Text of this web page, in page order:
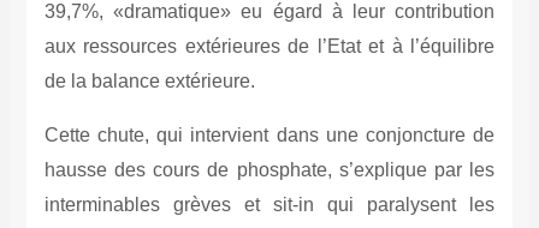
39,7%, «dramatique» eu égard à leur contribution
aux ressources extérieures de l’Etat et à l’équilibre
de la balance extérieure.
Cette chute, qui intervient dans une conjoncture de
hausse des cours de phosphate, s’explique par les
interminables grèves et sit-in qui paralysent les